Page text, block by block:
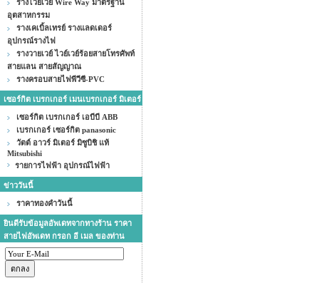
รางไวย์เวย์ Wire Way มาตรฐาน
อุตสาหกรรม
รางเคเบิ้ลเทรย์ รางแลดเดอร์
อุปกรณ์รางไฟ
รางวายเวย์ ไวย์เวย์ร้อยสายโทรศัพท์
สายแลน สายสัญญาณ
รางครอบสายไฟพีวีซี-PVC
เซอร์กิต เบรกเกอร์ เมนเบรกเกอร์ มิเตอร์
เซอร์กิต เบรกเกอร์ เอบีบี ABB
เบรกเกอร์ เซอร์กิต panasonic
วัตต์ อาวร์ มิเตอร์ มิซูบิชิ แท้
Mitsubishi
รายการไฟฟ้า อุปกรณ์ไฟฟ้า
ข่าววันนี้
ราคาทองคำวันนี้
ยินดีรับข้อมูลอัพเดทจากทางร้าน ราคา
สายไฟอัพเดท กรอก อี เมล ของท่าน